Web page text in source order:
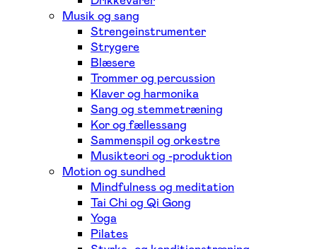
Musik og sang
Strengeinstrumenter
Strygere
Blæsere
Trommer og percussion
Klaver og harmonika
Sang og stemmetræning
Kor og fællessang
Sammenspil og orkestre
Musikteori og -produktion
Motion og sundhed
Mindfulness og meditation
Tai Chi og Qi Gong
Yoga
Pilates